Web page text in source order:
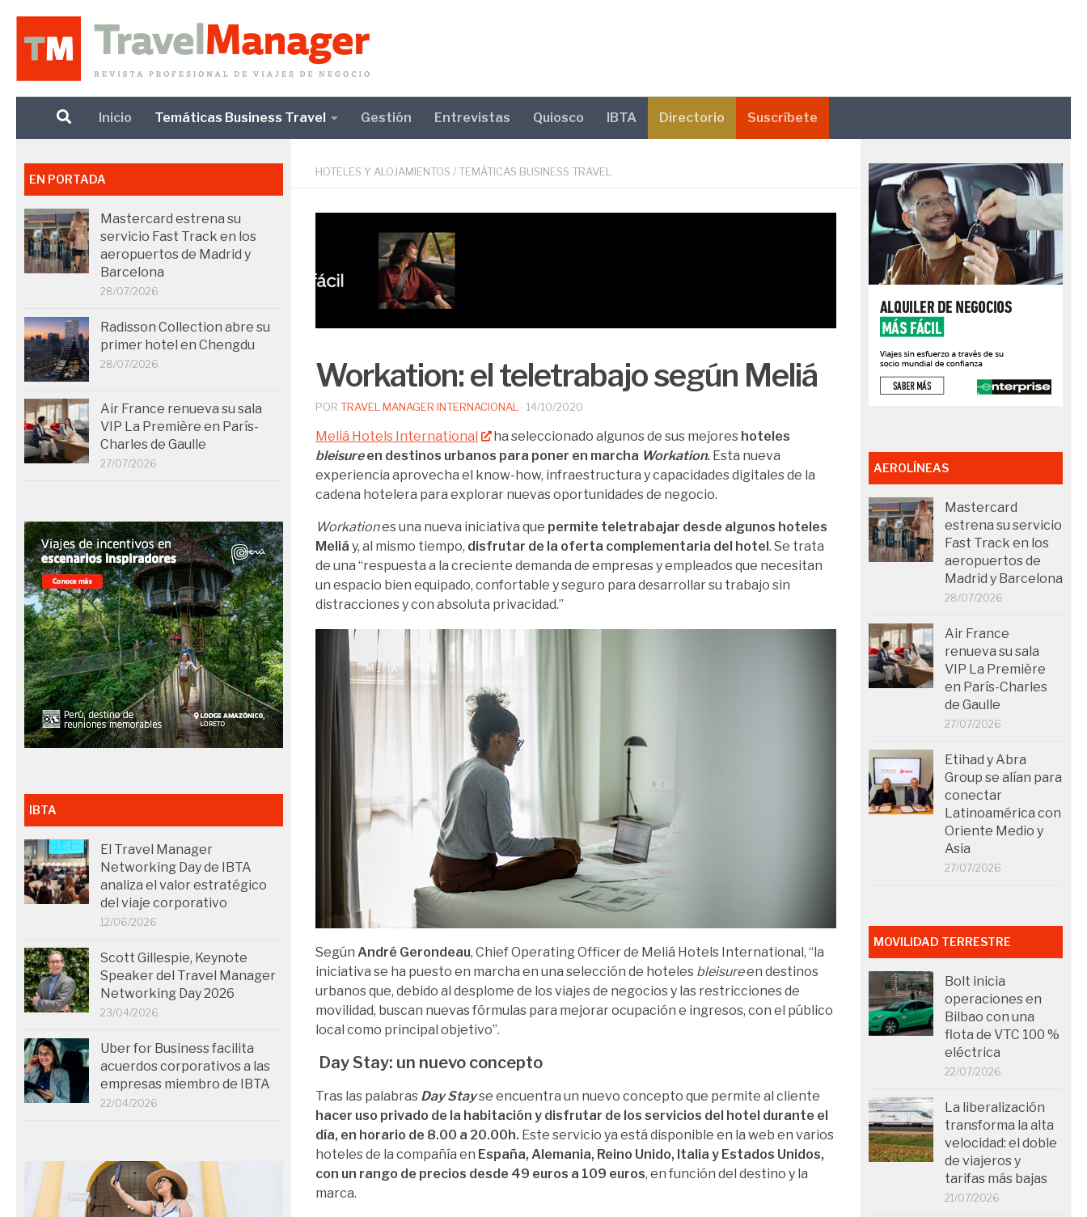
Debajo del contenido
Inicio Temáticas Business Travel Gestión Entrevistas Quiosco IBTA Directorio Suscríbete
HOTELES Y ALOJAMIENTOS / TEMÁTICAS BUSINESS TRAVEL
Workation: el teletrabajo según Meliá
POR TRAVEL MANAGER INTERNACIONAL · 14/10/2020
Meliá Hotels International ha seleccionado algunos de sus mejores hoteles
bleisureen destinos urbanos para poner en marcha Workation. Esta nueva
experiencia aprovecha el know-how, infraestructura y capacidades digitales de la
cadena hotelera para explorar nuevas oportunidades de negocio.
Workationes una nueva iniciativa que permite teletrabajar desde algunos hoteles
Meliá y, al mismo tiempo, disfrutar de la oferta complementaria del hotel. Se trata
de una “respuesta a la creciente demanda de empresas y empleados que necesitan
un espacio bien equipado, confortable y seguro para desarrollar su trabajo sin
distracciones y con absoluta privacidad.”
Según André Gerondeau, Chief Operating Officer de Meliá Hotels International, “la
iniciativa se ha puesto en marcha en una selección de hoteles bleisureen destinos
urbanos que, debido al desplome de los viajes de negocios y las restricciones de
movilidad, buscan nuevas fórmulas para mejorar ocupación e ingresos, con el público
local como principal objetivo”.
Day Stay: un nuevo concepto
Tras las palabras Day Stayse encuentra un nuevo concepto que permite al cliente
hacer uso privado de la habitación y disfrutar de los servicios del hotel durante el
día, en horario de 8.00 a 20.00h. Este servicio ya está disponible en la web en varios
hoteles de la compañía en España, Alemania, Reino Unido, Italia y Estados Unidos,
con un rango de precios desde 49 euros a 109 euros, en función del destino y la
marca.
EN PORTADA
Mastercard estrena su
servicio Fast Track en los
aeropuertos de Madrid y
Barcelona
28/07/2026
Radisson Collection abre su
primer hotel en Chengdu
28/07/2026
Air France renueva su sala
VIP La Première en París-
Charles de Gaulle
27/07/2026
IBTA
El Travel Manager
Networking Day de IBTA
analiza el valor estratégico
del viaje corporativo
12/06/2026
Scott Gillespie, Keynote
Speaker del Travel Manager
Networking Day 2026
23/04/2026
Uber for Business facilita
acuerdos corporativos a las
empresas miembro de IBTA
22/04/2026
AEROLÍNEAS
Mastercard
estrena su servicio
Fast Track en los
aeropuertos de
Madrid y Barcelona
28/07/2026
Air France
renueva su sala
VIP La Première
en París-Charles
de Gaulle
27/07/2026
Etihad y Abra
Group se alían para
conectar
Latinoamérica con
Oriente Medio y
Asia
27/07/2026
MOVILIDAD TERRESTRE
Bolt inicia
operaciones en
Bilbao con una
flota de VTC 100 %
eléctrica
22/07/2026
La liberalización
transforma la alta
velocidad: el doble
de viajeros y
tarifas más bajas
21/07/2026